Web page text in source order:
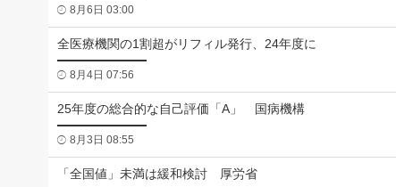
8月6日 03:00
全医療機関の1割超がリフィル発行、24年度に
8月4日 07:56
25年度の総合的な自己評価「A」 国病機構
8月3日 08:55
「全国値」未満は緩和検討 厚労省